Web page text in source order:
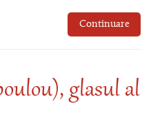
Continuare
glasul al